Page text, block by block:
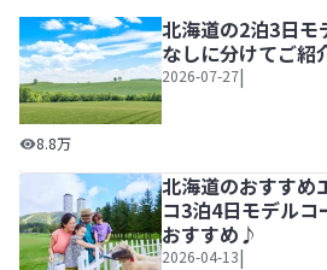
北海道の2泊3日モデルコース！車
8.8万
北海道の2泊3日モ
なしに分けてご紹
2026-07-27|
北海道のおすす
コ3泊4日モデル
おすすめ♪
2026-04-13|